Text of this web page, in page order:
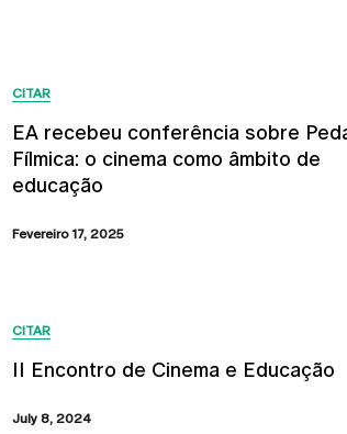
CITAR
EA recebeu conferência sobre
Fílmica: o cinema como âmbito de
educação
Fevereiro 17, 2025
CITAR
II Encontro de Cinema e Educação
July 8, 2024